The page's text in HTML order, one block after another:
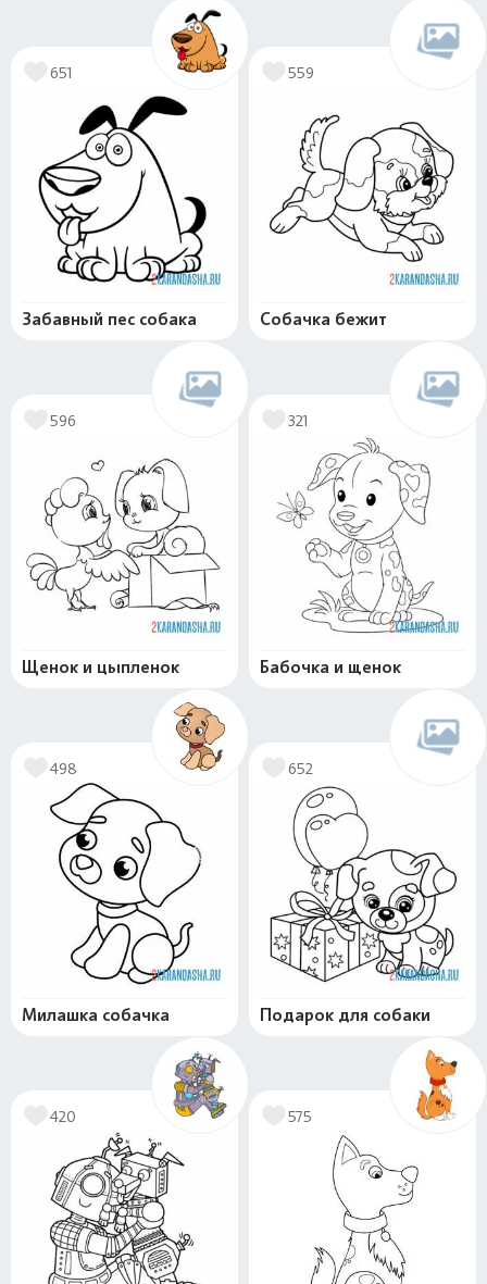
651
Забавный пес собака
559
Собачка бежит
596
Щенок и цыпленок
321
Бабочка и щенок
498
Милашка собачка
652
Подарок для собаки
420 575